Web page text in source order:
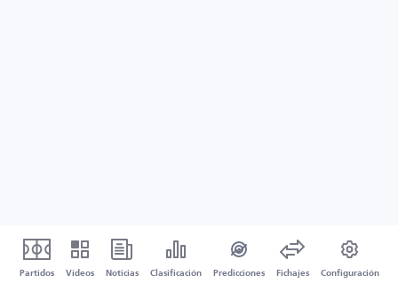
Partidos Vídeos Noticias Clasificación Predicciones Fichajes Configuración